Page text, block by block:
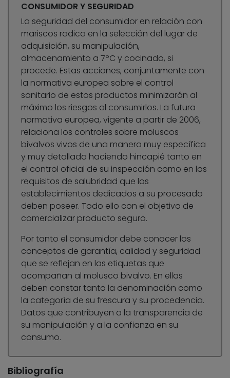
CONSUMIDOR Y SEGURIDAD
La seguridad del consumidor en relación con
mariscos radica en la selección del lugar de
adquisición, su manipulación,
almacenamiento a 7ºC y cocinado, si
procede. Estas acciones, conjuntamente con
la normativa europea sobre el control
sanitario de estos productos minimizarán al
máximo los riesgos al consumirlos. La futura
normativa europea, vigente a partir de 2006,
relaciona los controles sobre moluscos
bivalvos vivos de una manera muy específica
y muy detallada haciendo hincapié tanto en
el control oficial de su inspección como en los
requisitos de salubridad que los
establecimientos dedicados a su procesado
deben poseer. Todo ello con el objetivo de
comercializar producto seguro.
Por tanto el consumidor debe conocer los
conceptos de garantía, calidad y seguridad
que se reflejan en las etiquetas que
acompañan al molusco bivalvo. En ellas
deben constar tanto la denominación como
la categoría de su frescura y su procedencia.
Datos que contribuyen a la transparencia de
su manipulación y a la confianza en su
consumo.
Bibliografía